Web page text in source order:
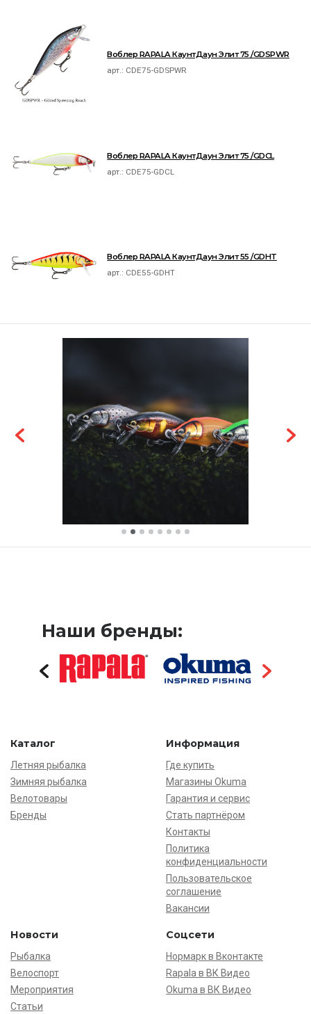
Воблер RAPALA КаунтДаун Элит 75 /GDSPWR
арт.: CDE75-GDSPWR
Воблер RAPALA КаунтДаун Элит 75 /GDCL
арт.: CDE75-GDCL
Воблер RAPALA КаунтДаун Элит 55 /GDHT
арт.: CDE55-GDHT
Наши бренды:
Каталог
Летняя рыбалка
Зимняя рыбалка
Велотовары
Бренды
Информация
Где купить
Магазины Okuma
Гарантия и сервис
Стать партнёром
Контакты
Политика
конфиденциальности
Пользовательское
соглашение
Вакансии
Новости
Рыбалка
Велоспорт
Мероприятия
Статьи
Соцсети
Нормарк в Вконтакте
Rapala в ВК Видео
Okuma в ВК Видео